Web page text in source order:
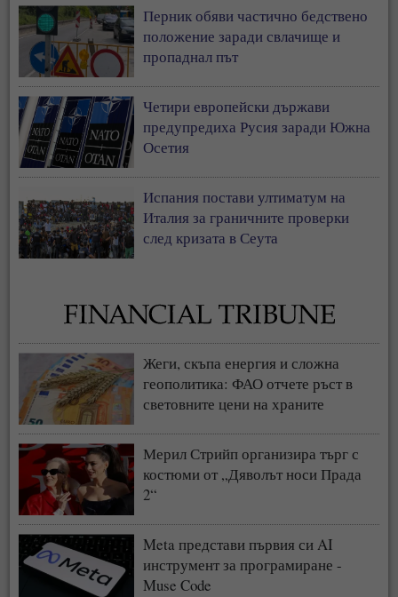
Перник обяви частично бедствено
положение заради свлачище и
пропаднал път
Четири европейски държави
предупредиха Русия заради Южна
Осетия
Испания постави ултиматум на
Италия за граничните проверки
след кризата в Сеута
Жеги, скъпа енергия и сложна
геополитика: ФАО отчете ръст в
световните цени на храните
Мерил Стрийп организира търг с
костюми от „Дяволът носи Прада
2“
Meta представи първия си AI
инструмент за програмиране -
Muse Code